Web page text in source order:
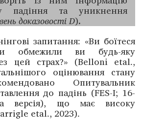
падіння та уникнення
доказовості D).
запитання: «Ви боїтеся
обмежили ви будь-яку
цей страх?» (Belloni etal.,
оцінювання ­стану
Опитувальник
до падінь (FES-I; 16-
версія), що має високу
etal., 2023).